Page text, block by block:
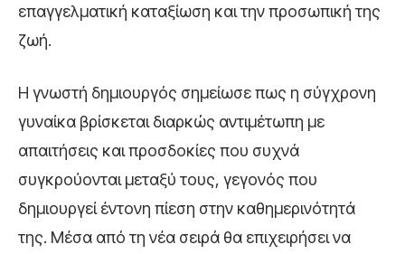
επαγγελματική καταξίωση και την προσωπική της
ζωή.
Η γνωστή δημιουργός σημείωσε πως η σύγχρονη
γυναίκα βρίσκεται διαρκώς αντιμέτωπη με
απαιτήσεις και προσδοκίες που συχνά
συγκρούονται μεταξύ τους, γεγονός που
δημιουργεί έντονη πίεση στην καθημερινότητά
της. Μέσα από τη νέα σειρά θα επιχειρήσει να